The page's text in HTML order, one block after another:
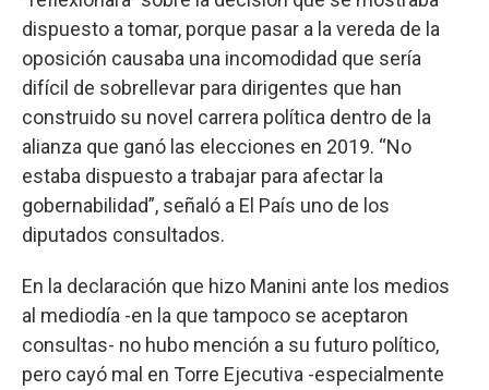
dispuesto a tomar, porque pasar a la vereda de la
oposición causaba una incomodidad que sería
difícil de sobrellevar para dirigentes que han
construido su novel carrera política dentro de la
alianza que ganó las elecciones en 2019. “No
estaba dispuesto a trabajar para afectar la
gobernabilidad”, señaló a El País uno de los
diputados consultados.
En la declaración que hizo Manini ante los medios
al mediodía -en la que tampoco se aceptaron
consultas- no hubo mención a su futuro político,
pero cayó mal en Torre Ejecutiva -especialmente